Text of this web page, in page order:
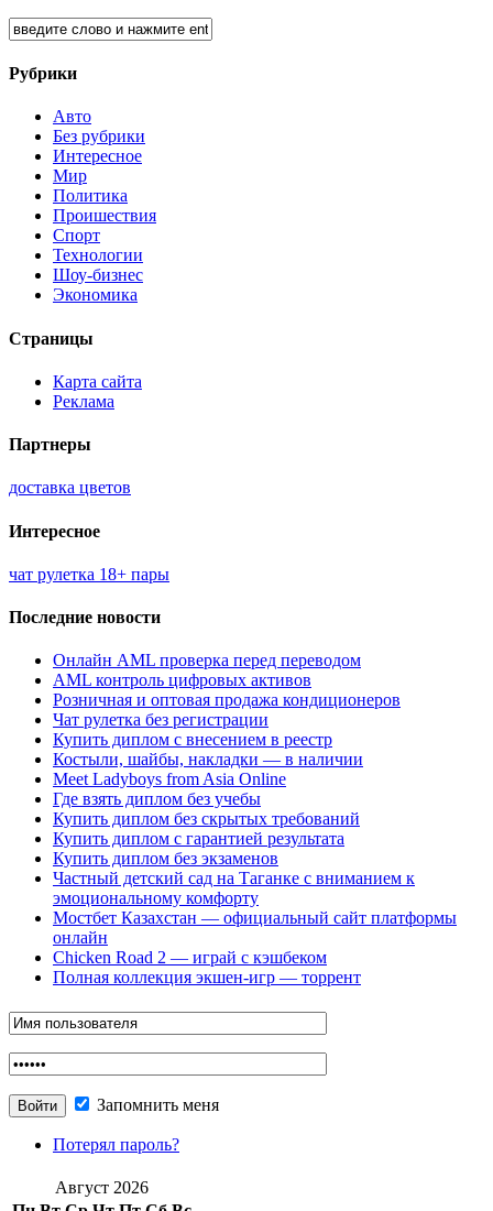
Рубрики
Авто
Без рубрики
Интересное
Мир
Политика
Проишествия
Спорт
Технологии
Шоу-бизнес
Экономика
Страницы
Карта сайта
Реклама
Партнеры
доставка цветов
Интересное
чат рулетка 18+ пары
Последние новости
Онлайн AML проверка перед переводом
AML контроль цифровых активов
Розничная и оптовая продажа кондиционеров
Чат рулетка без регистрации
Купить диплом с внесением в реестр
Костыли, шайбы, накладки — в наличии
Meet Ladyboys from Asia Online
Где взять диплом без учебы
Купить диплом без скрытых требований
Купить диплом с гарантией результата
Купить диплом без экзаменов
Частный детский сад на Таганке с вниманием к
эмоциональному комфорту
Мостбет Казахстан — официальный сайт платформы
онлайн
Chicken Road 2 — играй с кэшбеком
Полная коллекция экшен-игр — торрент
Запомнить меня
Потерял пароль?
Август 2026